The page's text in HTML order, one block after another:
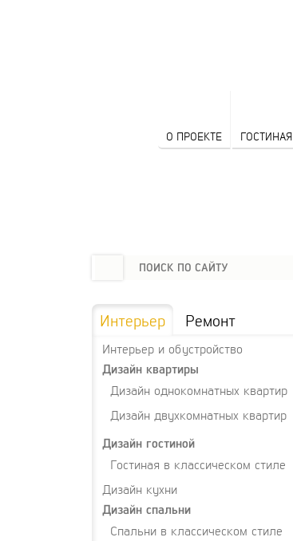
О ПРОЕКТЕ ГОСТИНАЯ
Интерьер Ремонт
Интерьер и обустройство
Дизайн квартиры
Дизайн однокомнатных квартир
Дизайн двухкомнатных квартир
Дизайн гостиной
Гостиная в классическом стиле
Дизайн кухни
Дизайн спальни
Спальни в классическом стиле